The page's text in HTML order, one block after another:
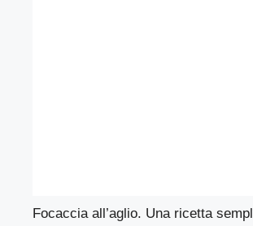
Focaccia all’aglio. Una ricetta